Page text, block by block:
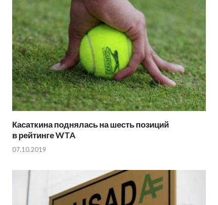
Касаткина поднялась на шесть позиций
в рейтинге WTA
07.10.2019